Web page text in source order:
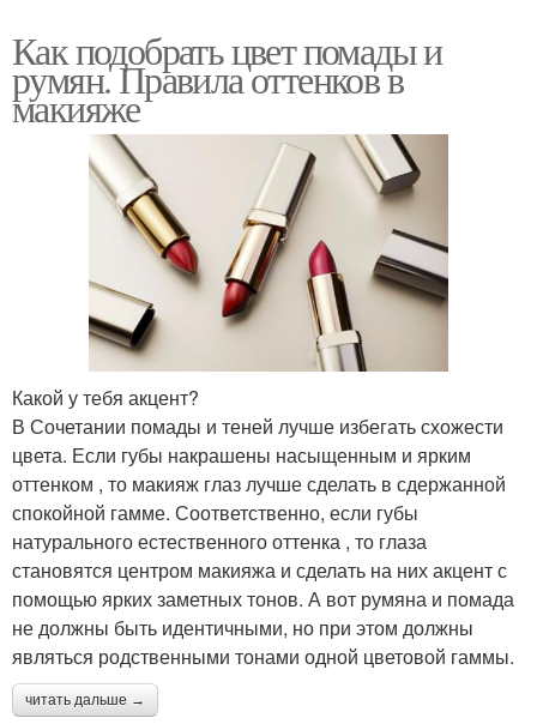
Как подобрать цвет помады и
румян. Правила оттенков в
макияже
Какой у тебя акцент?
В Сочетании помады и теней лучше избегать схожести
цвета. Если губы накрашены насыщенным и ярким
оттенком , то макияж глаз лучше сделать в сдержанной
спокойной гамме. Соответственно, если губы
натурального естественного оттенка , то глаза
становятся центром макияжа и сделать на них акцент с
помощью ярких заметных тонов. А вот румяна и помада
не должны быть идентичными, но при этом должны
являться родственными тонами одной цветовой гаммы.
читать дальше →